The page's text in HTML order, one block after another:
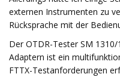
externen Instrumenten zu
Rücksprache mit der
Der OTDR-Tester SM
Adaptern ist ein
FTTX-Testanforderungen